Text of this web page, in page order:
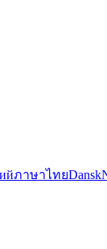
ภาษาไทยDansk